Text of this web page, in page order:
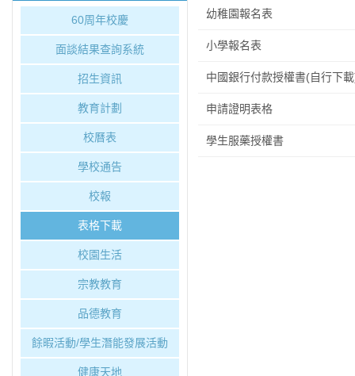
60周年校慶
面談結果查詢系統
招生資訊
教育計劃
校曆表
學校通告
校報
表格下載
校園生活
宗教教育
品德教育
餘暇活動/學生潛能發展活動
健康天地
幼稚園報名表
小學報名表
中國銀行付款授權書(自行下
申請證明表格
學生服藥授權書